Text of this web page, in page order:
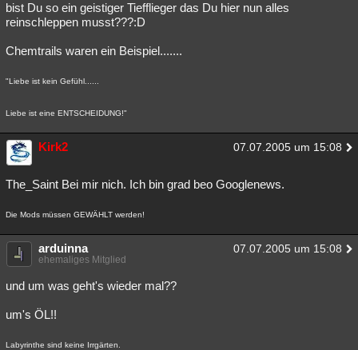
bist Du so ein geistiger Tiefflieger das Du hier nun alles
reinschleppen musst???:D
Chemtrails waren ein Beispiel.......
"Liebe ist kein Gefühl......
Liebe ist eine ENTSCHEIDUNG!"
Kirk2 07.07.2005 um 15:08
The_Saint Bei mir nich. Ich bin grad beo Googlenews.
Die Mods müssen GEWÄHLT werden!
arduinna 07.07.2005 um 15:08
ehemaliges Mitglied
und um was geht's wieder mal??
um's ÖL!!
Labyrinthe sind keine Irrgärten.